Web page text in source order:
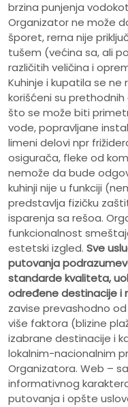
brzina punjenja
Organizator ne može
šporet, rerna nije
tušem (većina sa, ali
različitih veličina i
Kuhinje i kupatila se ne
korišćeni su
što se može biti
vode, popravljane
limeni delovi npr
osigurača, fleke od
nemože da bude
kuhinji nije u funkciji
predstavlja fizičku
isparenja sa rešoa.
funkcionalnost
estetski izgled. Sve
putovanja
standarde kvaliteta,
određene destinacije i
zavise prevashodno
više faktora (blizine
izabrane destinacije i
lokalnim-nacionalnim
Organizatora. Web –
informativnog
putovanja i opšte